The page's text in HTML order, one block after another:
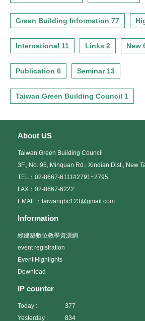
Green Building Information 77
International 11 Links 2 New
Publication 6 Seminar 13
Taiwan Green Building Council 1
About US
Taiwan Green Building Council
3F., No. 95, Minquan Rd., Xindian Dist., New
TEL：02-8667-6111#2791~2795
FAX：02-8667-6222
EMAIL：taiwangbc123@gmail.com
Information
綠建築數位教學資源網
event registration
Event Highlights
Download
IP counter
Today :
377
Yesterday :
834